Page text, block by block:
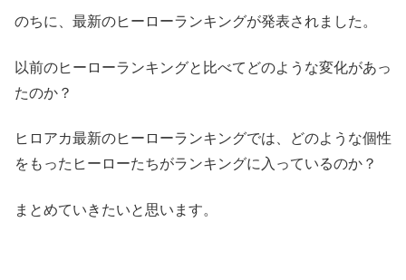
のちに、最新のヒーローランキングが発表されました。
以前のヒーローランキングと比べてどのような変化があっ
たのか？
ヒロアカ最新のヒーローランキングでは、どのような個性
をもったヒーローたちがランキングに入っているのか？
まとめていきたいと思います。